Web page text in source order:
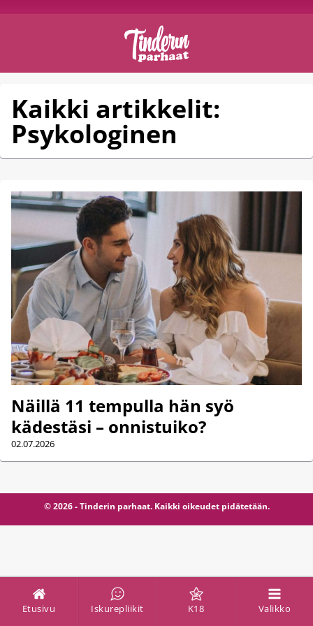
Etusivu Iskurepliikit K18 Valikko
Kaikki artikkelit:
Psykologinen
Näillä 11 tempulla hän syö
kädestäsi – onnistuiko?
02.07.2026
© 2026 - Tinderin parhaat. Kaikki oikeudet pidätetään.